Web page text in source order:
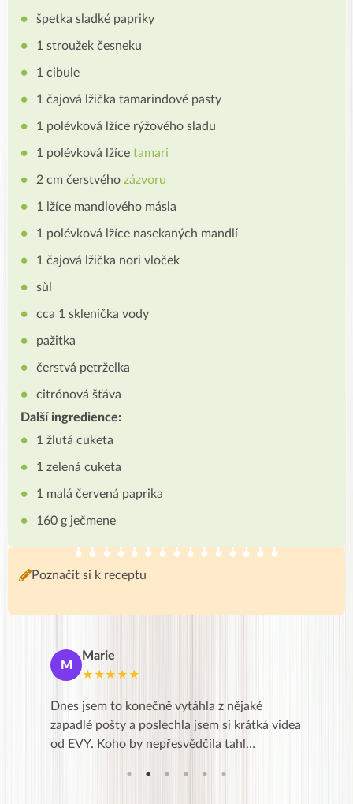
špetka sladké papriky
1 stroužek česneku
1 cibule
1 čajová lžička tamarindové pasty
1 polévková lžíce rýžového sladu
1 polévková lžíce tamari
2 cm čerstvého zázvoru
1 lžíce mandlového másla
1 polévková lžíce nasekaných mandlí
1 čajová lžička nori vloček
sůl
cca 1 sklenička vody
pažitka
čerstvá petrželka
citrónová šťáva
Další ingredience:
1 žlutá cuketa
1 zelená cuketa
1 malá červená paprika
160 g ječmene
Poznačit si k receptu
M
Marie
★★★★★
Dnes jsem to konečně vytáhla z nějaké
zapadlé pošty a poslechla jsem si krátká videa
od EVY. Koho by nepřesvědčila tahl…